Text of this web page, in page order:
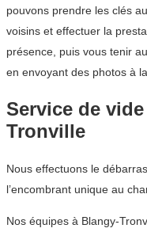
pouvons prendre les clés
voisins et effectuer la
présence, puis vous tenir
en envoyant des photos à
Service de
Tronville
Nous effectuons le
l’encombrant unique au
Nos équipes à Blangy-